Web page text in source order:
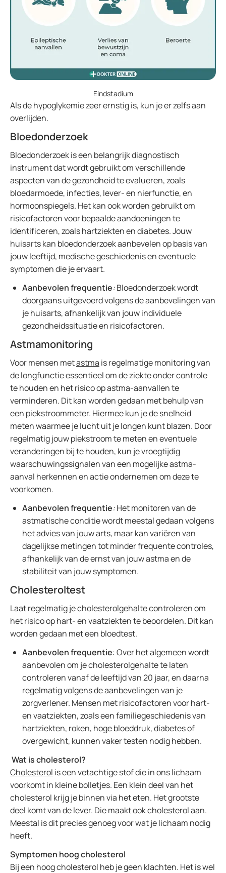
Eindstadium
Als de hypoglykemie zeer ernstig is, kun je er zelfs aan
overlijden.
Bloedonderzoek
Bloedonderzoek is een belangrijk diagnostisch
instrument dat wordt gebruikt om verschillende
aspecten van de gezondheid te evalueren, zoals
bloedarmoede, infecties, lever- en nierfunctie, en
hormoonspiegels. Het kan ook worden gebruikt om
risicofactoren voor bepaalde aandoeningen te
identificeren, zoals hartziekten en diabetes. Jouw
huisarts kan bloedonderzoek aanbevelen op basis van
jouw leeftijd, medische geschiedenis en eventuele
symptomen die je ervaart.
Aanbevolen frequentie:Bloedonderzoek wordt
doorgaans uitgevoerd volgens de aanbevelingen van
je huisarts, afhankelijk van jouw individuele
gezondheidssituatie en risicofactoren.
Astmamonitoring
Voor mensen metastma is regelmatige monitoring van
de longfunctie essentieel om de ziekte onder controle
te houden en het risico op astma-aanvallen te
verminderen. Dit kan worden gedaan met behulp van
een piekstroommeter. Hiermee kun je de snelheid
meten waarmee je lucht uit je longen kunt blazen. Door
regelmatig jouw piekstroom te meten en eventuele
veranderingen bij te houden, kun je vroegtijdig
waarschuwingssignalen van een mogelijke astma-
aanval herkennen en actie ondernemen om deze te
voorkomen.
Aanbevolen frequentie:Het monitoren van de
astmatische conditie wordt meestal gedaan volgens
het advies van jouw arts, maar kan variëren van
dagelijkse metingen tot minder frequente controles,
afhankelijk van de ernst van jouw astma en de
stabiliteit van jouw symptomen.
Cholesteroltest
Laat regelmatig je cholesterolgehalte controleren om
het risico op hart- en vaatziekten te beoordelen. Dit kan
worden gedaan met een bloedtest.
Aanbevolen frequentie: Over het algemeen wordt
aanbevolen om je cholesterolgehalte te laten
controleren vanaf de leeftijd van 20 jaar, en daarna
regelmatig volgens de aanbevelingen van je
zorgverlener. Mensen met risicofactoren voor hart-
en vaatziekten, zoals een familiegeschiedenis van
hartziekten, roken, hoge bloeddruk, diabetes of
overgewicht, kunnen vaker testen nodig hebben.
Wat is cholesterol?
Cholesterol is een vetachtige stof die in ons lichaam
voorkomt in kleine bolletjes. Een klein deel van het
cholesterol krijg je binnen via het eten. Het grootste
deel komt van de lever. Die maakt ook cholesterol aan.
Meestal is dit precies genoeg voor wat je lichaam nodig
heeft.
Symptomen hoog cholesterol
Bij een hoog cholesterol heb je geen klachten. Het is wel